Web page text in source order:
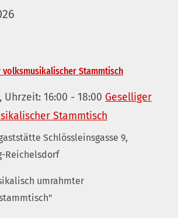
volksmusikalischer Stammtisch
Uhrzeit: 16:00 - 18:00 Geselliger
Stammtisch
Schlössleinsgasse 9,
Reichelsdorf
umrahmter